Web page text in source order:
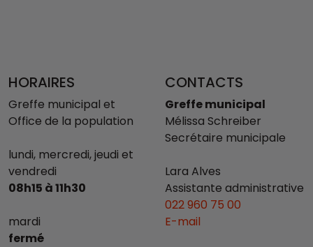
HORAIRES
Greffe municipal et
Office de la population
lundi, mercredi, jeudi et
vendredi
08h15 à 11h30
mardi
fermé
CONTACTS
Greffe municipal
Mélissa Schreiber
Secrétaire municipale
Lara Alves
Assistante administrative
022 960 75 00
E-mail